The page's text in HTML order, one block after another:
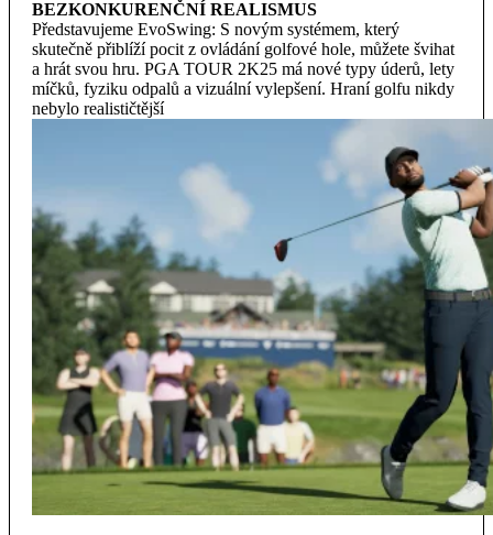
BEZKONKURENČNÍ REALISMUS
Představujeme EvoSwing: S novým systémem, který
skutečně přiblíží pocit z ovládání golfové hole, můžete švihat
a hrát svou hru. PGA TOUR 2K25 má nové typy úderů, lety
míčků, fyziku odpalů a vizuální vylepšení. Hraní golfu nikdy
nebylo realističtější